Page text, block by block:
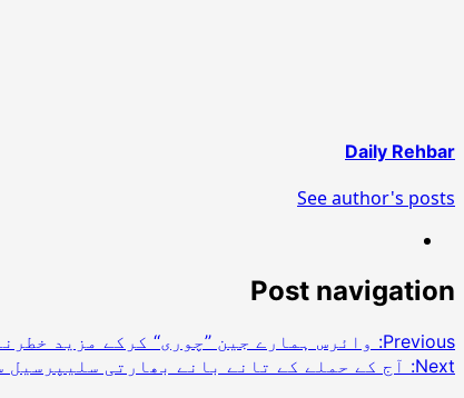
Daily Rehbar
See author's posts
Post navigation
Previous:
وائرس ہمارے جین ’’چوری‘‘ کرکے مزید
Next:
آج کے حملے کے تانے بانے بھارتی سلیپرسیل